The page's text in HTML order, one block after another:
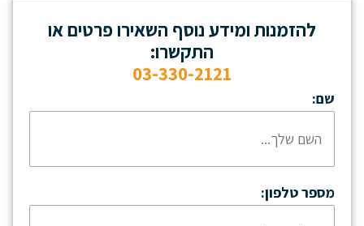
להזמנות ומידע נוסף השאירו פרטים או
התקשרו:
03-330-2121
שם:
מספר טלפון: